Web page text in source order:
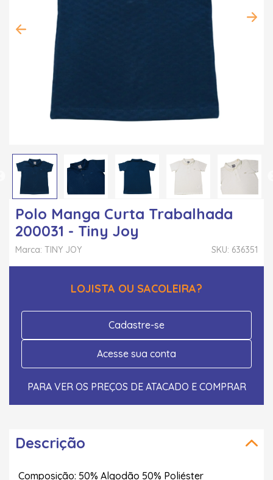
Polo Manga Curta Trabalhada
200031 - Tiny Joy
SKU: 636351
Marca: TINY JOY
LOJISTA OU SACOLEIRA?
Cadastre-se
Acesse sua conta
PARA VER OS PREÇOS DE ATACADO E COMPRAR
Descrição
Composição: 50% Algodão 50% Poliéster